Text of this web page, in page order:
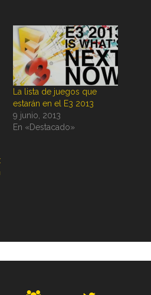
La lista de juegos que
estarán en el E3 2013
9 junio, 2013
En «Destacado»